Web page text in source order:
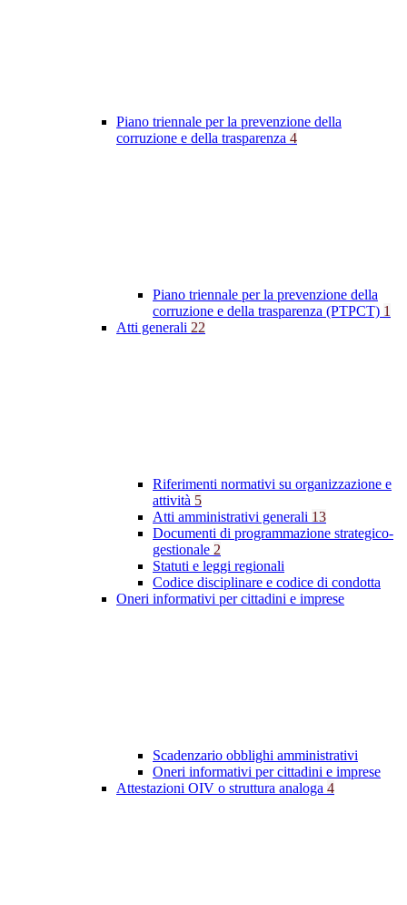
Piano triennale per la prevenzione della
corruzione e della trasparenza 4
Piano triennale per la prevenzione della
corruzione e della trasparenza (PTPCT) 1
Atti generali 22
Riferimenti normativi su organizzazione e
attività 5
Atti amministrativi generali 13
Documenti di programmazione strategico-
gestionale 2
Statuti e leggi regionali
Codice disciplinare e codice di condotta
Oneri informativi per cittadini e imprese
Scadenzario obblighi amministrativi
Oneri informativi per cittadini e imprese
Attestazioni OIV o struttura analoga 4